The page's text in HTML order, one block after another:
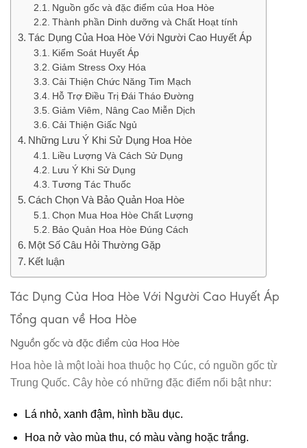
Nguồn gốc và đặc điểm của Hoa Hòe
Thành phần Dinh dưỡng và Chất Hoạt tính
Tác Dụng Của Hoa Hòe Với Người Cao Huyết Áp
Kiểm Soát Huyết Áp
Giảm Stress Oxy Hóa
Cải Thiện Chức Năng Tim Mạch
Hỗ Trợ Điều Trị Đái Tháo Đường
Giảm Viêm, Nâng Cao Miễn Dịch
Cải Thiện Giấc Ngủ
Những Lưu Ý Khi Sử Dụng Hoa Hòe
Liều Lượng Và Cách Sử Dụng
Lưu Ý Khi Sử Dụng
Tương Tác Thuốc
Cách Chọn Và Bảo Quản Hoa Hòe
Chọn Mua Hoa Hòe Chất Lượng
Bảo Quản Hoa Hòe Đúng Cách
Một Số Câu Hỏi Thường Gặp
Kết luận
Tác Dụng Của Hoa Hòe Với Người Cao Huyết Áp
Tổng quan về Hoa Hòe
Nguồn gốc và đặc điểm của Hoa Hòe
Hoa hòe là một loài hoa thuộc họ Cúc, có nguồn gốc từ
Trung Quốc. Cây hòe có những đặc điểm nổi bật như:
Lá nhỏ, xanh đậm, hình bầu dục.
Hoa nở vào mùa thu, có màu vàng hoặc trắng.